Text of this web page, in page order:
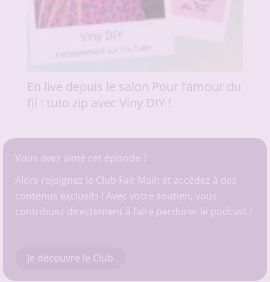
En live depuis le salon Pour l’amour du
fil : tuto zip avec Viny DIY !
Vous avez aimé cet épisode ?
Alors rejoignez le Club Fait Main et accédez à des
contenus exclusifs ! Avec votre soutien, vous
contribuez directement à faire perdurer le podcast !
Je découvre le Club